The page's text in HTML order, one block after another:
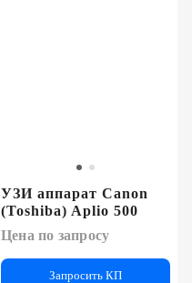
УЗИ аппарат Canon
(Toshiba) Aplio 500
Цена по запросу
Запросить КП